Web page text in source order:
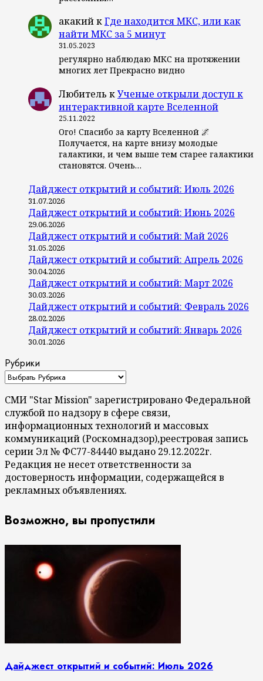
акакийкГде находится МКС, или как
найти МКС за 5 минут
31.05.2023
регулярно наблюдаю МКС на протяжении
многих лет Прекрасно видно
Любитель кУченые открыли доступ к
интерактивной карте Вселенной
25.11.2022
Ого! Спасибо за карту Вселенной 🌌
Получается, на карте внизу молодые
галактики, и чем выше тем старее галактики
становятся. Очень…
Дайджест открытий и событий: Июль 2026
31.07.2026
Дайджест открытий и событий: Июнь 2026
29.06.2026
Дайджест открытий и событий: Май 2026
31.05.2026
Дайджест открытий и событий: Апрель 2026
30.04.2026
Дайджест открытий и событий: Март 2026
30.03.2026
Дайджест открытий и событий: Февраль 2026
28.02.2026
Дайджест открытий и событий: Январь 2026
30.01.2026
Рубрики
СМИ "Star Mission" зарегистрировано Федеральной
службой по надзору в сфере связи,
информационных технологий и массовых
коммуникаций (Роскомнадзор),реестровая запись
серии Эл № ФС77-84440 выдано 29.12.2022г.
Редакция не несет ответственности за
достоверность информации, содержащейся в
рекламных объявлениях.
Возможно, вы пропустили
Дайджест открытий и событий: Июль 2026